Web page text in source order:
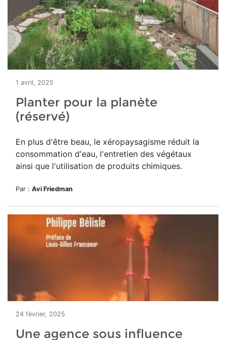
1 avril, 2025
Planter pour la planète
(réservé)
En plus d'être beau, le xéropaysagisme réduit la
consommation d'eau, l'entretien des végétaux
ainsi que l'utilisation de produits chimiques.
Par : Avi Friedman
24 février, 2025
Une agence sous influence